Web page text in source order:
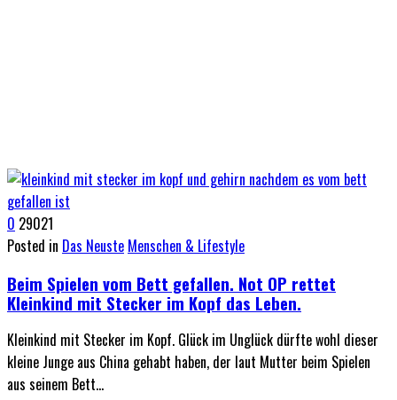
0 29021
Posted in Das Neuste Menschen & Lifestyle
Beim Spielen vom Bett gefallen. Not OP rettet
Kleinkind mit Stecker im Kopf das Leben.
Kleinkind mit Stecker im Kopf. Glück im Unglück dürfte wohl dieser
kleine Junge aus China gehabt haben, der laut Mutter beim Spielen
aus seinem Bett…